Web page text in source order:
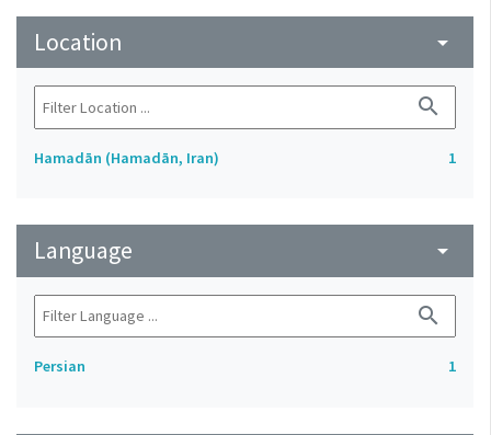
Location arrow_drop_down
search
Hamadān (Hamadān, Iran) 1
Language arrow_drop_down
search
Persian 1